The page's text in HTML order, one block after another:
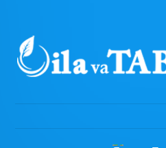
Бош саҳифа